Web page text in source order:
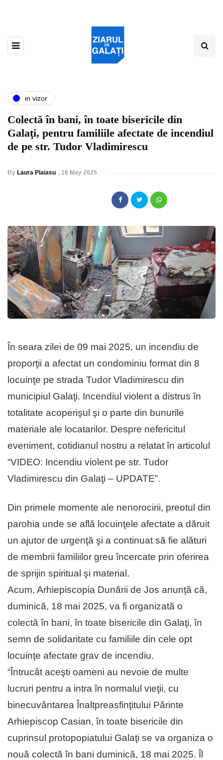
in vizor
Colectă în bani, în toate bisericile din
Galaţi, pentru familiile afectate de incendiul
de pe str. Tudor Vladimirescu
By Laura Plaiasu , 16 May 2025
În seara zilei de 09 mai 2025, un incendiu de
proporţii a afectat un condominiu format din 8
locuinţe pe strada Tudor Vladimirescu din
municipiul Galaţi. Incendiul violent a distrus în
totalitate acoperişul şi o parte din bunurile
materiale ale locatarilor. Despre nefericitul
eveniment, cotidianul nostru a relatat în articolul
“VIDEO: Incendiu violent pe str. Tudor
Vladimirescu din Galaţi – UPDATE”.
Din primele momente ale nenorocirii, preotul din
parohia unde se află locuinţele afectate a dăruit
un ajutor de urgenţă şi a continuat să fie alături
de membrii familiilor greu încercate prin oferirea
de sprijin spiritual şi material.
Acum, Arhiepiscopia Dunării de Jos anunţă că,
duminică, 18 mai 2025, va fi organizată o
colectă în bani, în toate bisericile din Galaţi, în
semn de solidaritate cu familiile din cele opt
locuinţe afectate grav de incendiu.
“Întrucât aceşti oameni au nevoie de multe
lucruri pentru a intra în normalul vieţii, cu
binecuvântarea Înaltpreasfinţitului Părinte
Arhiepiscop Casian, în toate bisericile din
cuprinsul protopopiatului Galaţi se va organiza o
nouă colectă în bani duminică, 18 mai 2025. Îl